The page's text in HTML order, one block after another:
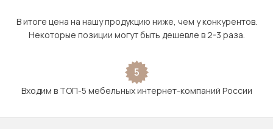
В итоге цена на нашу продукцию ниже, чем у конкурентов.
Некоторые позиции могут быть дешевле в 2-3 раза.
5
Входим в ТОП-5 мебельных интернет-компаний России